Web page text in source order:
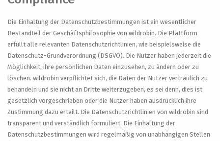
Die Einhaltung der Datenschutzbestimmungen ist ein wesentlicher
Bestandteil der Geschäftsphilosophie von wildrobin. Die Plattform
erfüllt alle relevanten Datenschutzrichtlinien, wie beispielsweise die
Datenschutz-Grundverordnung (DSGVO). Die Nutzer haben jederzeit die
Möglichkeit, ihre persönlichen Daten einzusehen, zu ändern oder zu
löschen. wildrobin verpflichtet sich, die Daten der Nutzer vertraulich zu
behandeln und sie nicht an Dritte weiterzugeben, es sei denn, dies ist
gesetzlich vorgeschrieben oder die Nutzer haben ausdrücklich ihre
Zustimmung dazu erteilt. Die Datenschutzrichtlinien von wildrobin sind
transparent und verständlich formuliert. Die Einhaltung der
Datenschutzbestimmungen wird regelmäßig von unabhängigen Stellen